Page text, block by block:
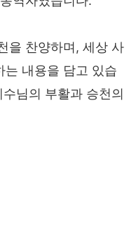
을 찬양하며, 세상 사
는 내용을 담고 있습
님의 부활과 승천의